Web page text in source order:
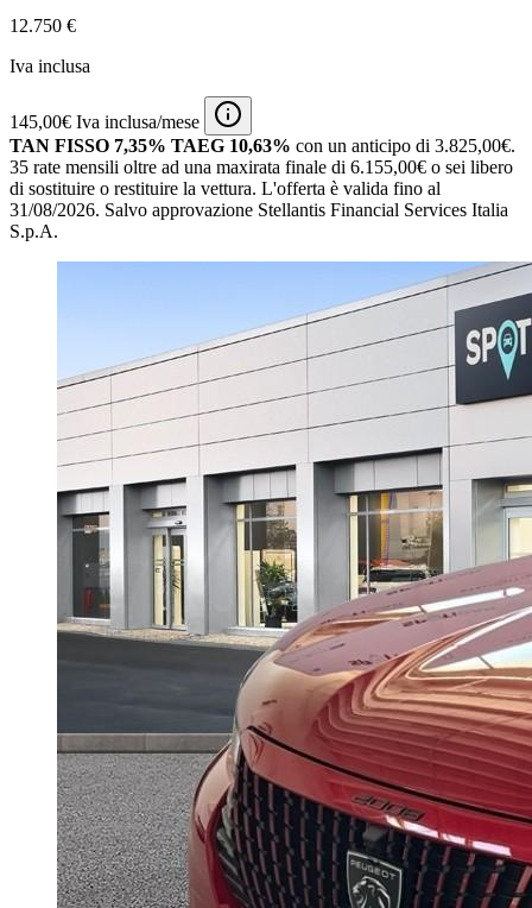
12.750 €
Iva inclusa
145,00€ Iva inclusa/mese
TAN FISSO 7,35% TAEG 10,63% con un anticipo di 3.825,00€.
35 rate mensili oltre ad una maxirata finale di 6.155,00€ o sei libero
di sostituire o restituire la vettura. L'offerta è valida fino al
31/08/2026. Salvo approvazione Stellantis Financial Services Italia
S.p.A.